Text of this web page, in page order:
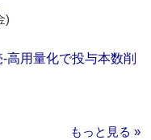
)
高用量化で投与本数削
もっと見る »